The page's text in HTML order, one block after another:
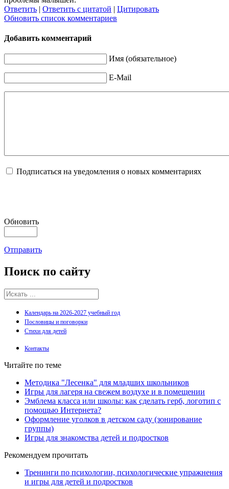
Ответить | Ответить с цитатой | Цитировать
Обновить список комментариев
Добавить комментарий
Имя (обязательное)
E-Mail
Подписаться на уведомления о новых комментариях
Обновить
Отправить
Поиск по сайту
Календарь на 2026-2027 учебный год
Пословицы и поговорки
Стихи для детей
Контакты
Читайте по теме
Методика "Лесенка" для младших школьников
Игры для лагеря на свежем воздухе и в помещении
Эмблема класса или школы: как сделать герб, логотип с
помощью Интернета?
Оформление уголков в детском саду (зонирование
группы)
Игры для знакомства детей и подростков
Рекомендуем прочитать
Тренинги по психологии, психологические упражнения
и игры для детей и подростков